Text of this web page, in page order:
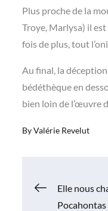
Plus proche de la
Troye, Marlysa) il
fois de plus, tout
Au final, la
bédéthèque en
bien loin de l’œuvre
ByValérie Revelut
Elle nous
Pocahontas